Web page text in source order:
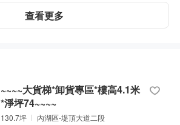
查看更多
~~~~大貨梯*卸貨專區*樓高4.1米
*淨坪74~~~~
130.7坪
內湖區-堤頂大道二段